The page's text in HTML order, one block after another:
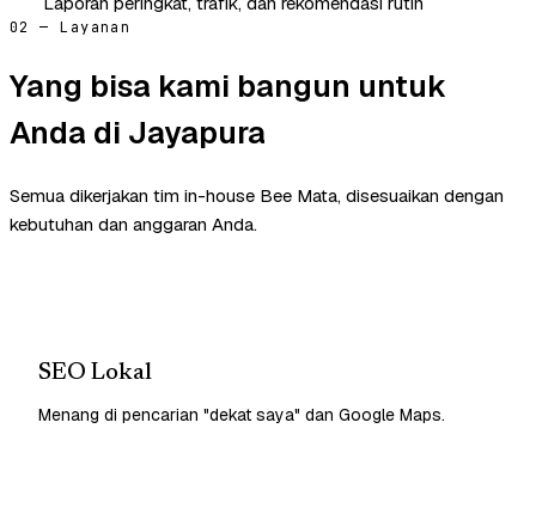
02 — Layanan
Yang bisa kami bangun untuk
Anda di Jayapura
Semua dikerjakan tim in-house Bee Mata, disesuaikan dengan
kebutuhan dan anggaran Anda.
SEO Lokal
Menang di pencarian "dekat saya" dan Google Maps.